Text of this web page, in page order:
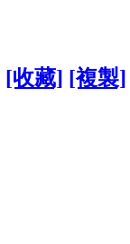
[收藏] [複製]